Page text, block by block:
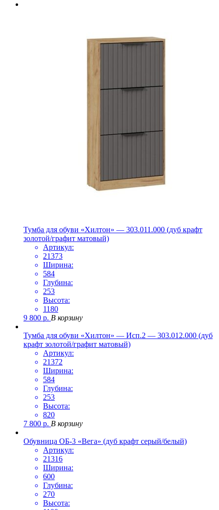
Тумба для обуви «Хилтон» — 303.011.000 (дуб крафт
золотой/графит матовый)
Артикул:
21373
Ширина:
584
Глубина:
253
Высота:
1180
9 800 р. В корзину
Тумба для обуви «Хилтон» — Исп.2 — 303.012.000 (дуб
крафт золотой/графит матовый)
Артикул:
21372
Ширина:
584
Глубина:
253
Высота:
820
7 800 р. В корзину
Обувница ОБ-3 «Вега» (дуб крафт серый/белый)
Артикул:
21316
Ширина:
600
Глубина:
270
Высота: